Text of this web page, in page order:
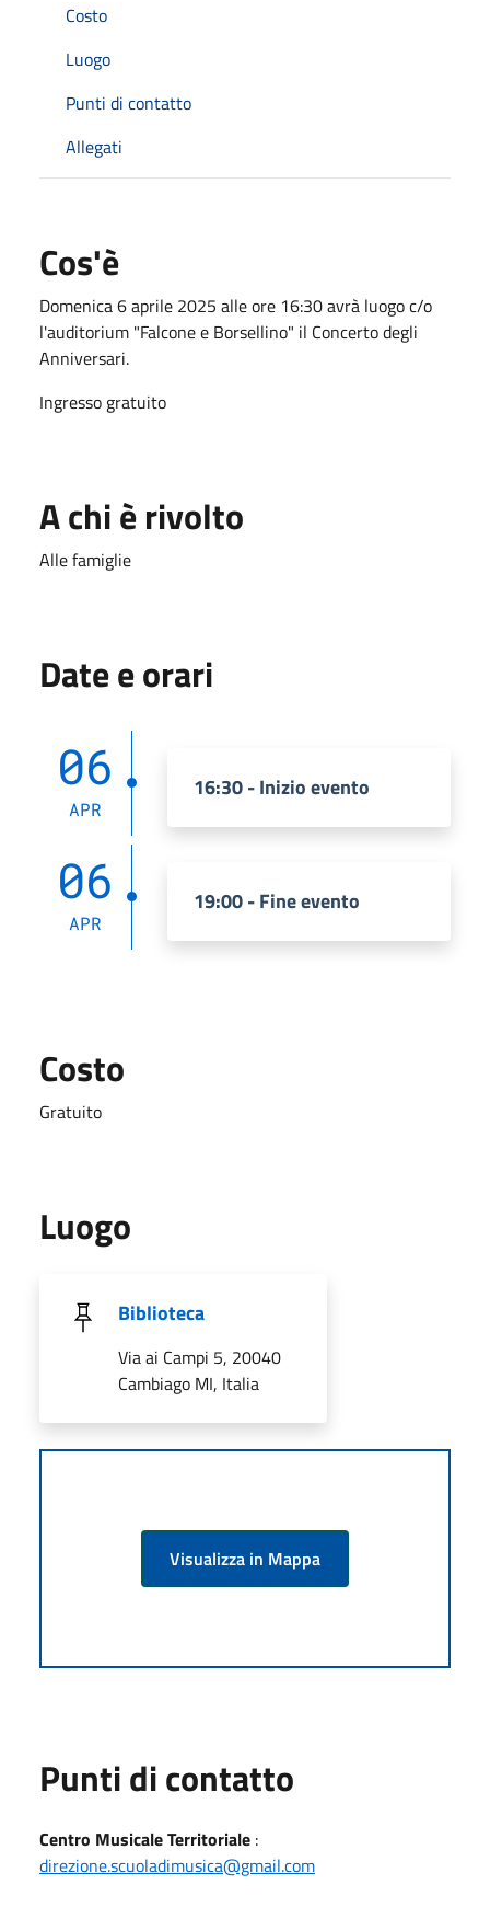
Costo
Luogo
Punti di contatto
Allegati
Cos'è
Domenica 6 aprile 2025 alle ore 16:30 avrà luogo c/o
l'auditorium "Falcone e Borsellino" il Concerto degli
Anniversari.
Ingresso gratuito
A chi è rivolto
Alle famiglie
Date e orari
06
APR
16:30 - Inizio evento
06
APR
19:00 - Fine evento
Costo
Gratuito
Luogo
Biblioteca
Via ai Campi 5, 20040
Cambiago MI, Italia
Visualizza in Mappa
Punti di contatto
Centro Musicale Territoriale :
direzione.scuoladimusica@gmail.com